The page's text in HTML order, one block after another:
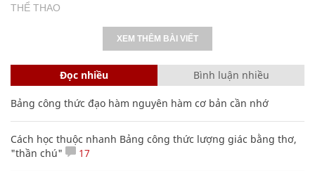
THỂ THAO
XEM THÊM BÀI VIẾT
Đọc nhiều Bình luận nhiều
Bảng công thức đạo hàm nguyên hàm cơ bản cần nhớ
Cách học thuộc nhanh Bảng công thức lượng giác bằng thơ,
"thần chú"
17